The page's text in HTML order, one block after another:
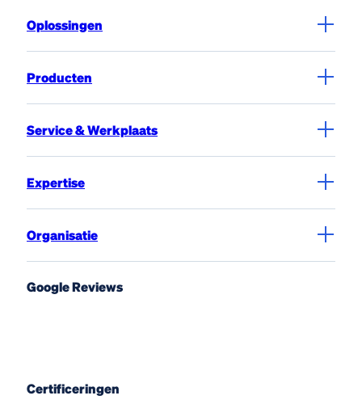
Oplossingen
Producten
Service & Werkplaats
Expertise
Organisatie
Google Reviews
Certificeringen